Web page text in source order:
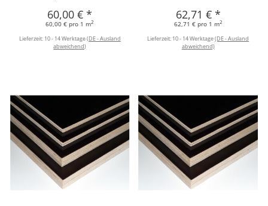
60,00 €*
60,00 € pro 1 m2
Lieferzeit: 10 - 14 Werktage(DE - Ausland
abweichend)
62,71 € *
62,71 € pro 1 m2
Lieferzeit: 10 - 14 Werktage(DE - Ausland
abweichend)